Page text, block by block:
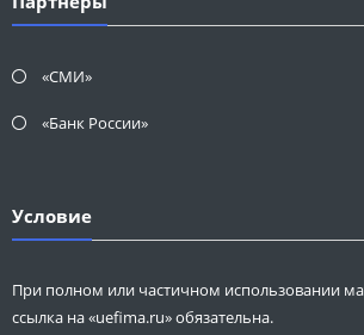
«СМИ»
«Банк России»
Условие
При полном или частичном использовании
ссылка на «uefima.ru» обязательна.